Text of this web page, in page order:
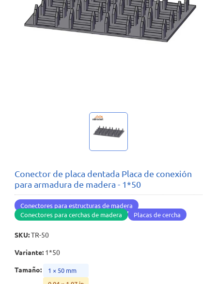
Conector de placa dentada Placa de conexión
para armadura de madera - 1*50
Conectores para estructuras de madera
Conectores para cerchas de madera
Placas de cercha
SKU:TR-50
Variante: 1*50
Tamaño:
1 × 50 mm